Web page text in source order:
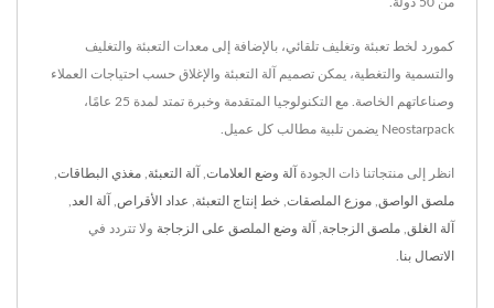
كمورد لخط تعبئة وتغليف تلقائي، بالإضافة إلى معدات التعبئة والتغليف
والتسمية والتغطية، يمكن تصميم آلة التعبئة والإغلاق حسب احتياجات العملاء
وصناعاتهم الخاصة. مع التكنولوجيا المتقدمة وخبرة تمتد لمدة 25 عامًا،
Neostarpack يضمن تلبية مطالب كل عميل.
انظر إلى منتجاتنا ذات الجودة آلة وضع العلامات آلة التعبئة مغذي البطاقات
ملصق الواصق موزع الملصقات خط إنتاج التعبئة عداد الأقراص آلة العد
آلة الغلق ملصق الزجاجة آلة وضع الملصق على الزجاجة ولا تتردد في
الاتصال بنا